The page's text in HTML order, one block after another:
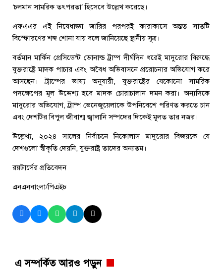
‘চলমান সামরিক তৎপরতা’ হিসেবে উল্লেখ করেছে।
এফএএর এই নিষেধাজ্ঞা জারির পরপরই কারাকাসে অন্তত সাতটি
বিস্ফোরণের শব্দ শোনা যায় বলে জানিয়েছে স্থানীয় সূত্র।
বর্তমান মার্কিন প্রেসিডেন্ট ডোনাল্ড ট্রাম্প দীর্ঘদিন ধরেই মাদুরোর বিরুদ্ধে
যুক্তরাষ্ট্রে মাদক পাচার এবং অবৈধ অভিবাসনে প্ররোচনার অভিযোগ করে
আসছেন। ট্রাম্পের ভাষ্য অনুযায়ী, যুক্তরাষ্ট্রের যেকোনো সামরিক
পদক্ষেপের মূল উদ্দেশ্য হবে মাদক চোরাচালান দমন করা। অন্যদিকে
মাদুরোর অভিযোগ, ট্রাম্প ভেনেজুয়েলাকে উপনিবেশে পরিণত করতে চান
এবং দেশটির বিপুল জীবাশ্ম জ্বালানি সম্পদের দিকেই মূলত তার নজর।
উল্লেখ্য, ২০২৪ সালের নির্বাচনে নিকোলাস মাদুরোর বিজয়কে যে
দেশগুলো স্বীকৃতি দেয়নি, যুক্তরাষ্ট্র তাদের অন্যতম।
রয়টার্সের প্রতিবেদন
এনএনবাংলা/পিএইচ
এ সম্পর্কিত আরও পড়ুন